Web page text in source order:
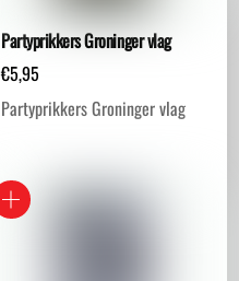
Partyprikkers Groninger vlag
€5,95
Partyprikkers Groninger vlag